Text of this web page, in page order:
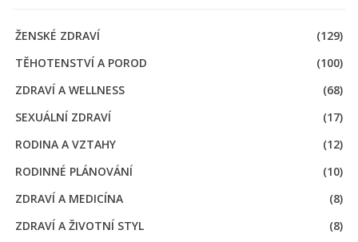
ŽENSKÉ ZDRAVÍ
(129)
TĚHOTENSTVÍ A POROD
(100)
ZDRAVÍ A WELLNESS
(68)
SEXUÁLNÍ ZDRAVÍ
(17)
RODINA A VZTAHY
(12)
RODINNÉ PLÁNOVÁNÍ
(10)
ZDRAVÍ A MEDICÍNA
(8)
ZDRAVÍ A ŽIVOTNÍ STYL
(8)